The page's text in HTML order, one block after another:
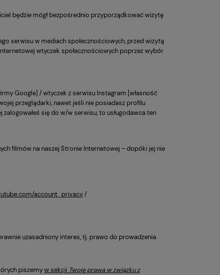
będzie mógł bezpośrednio przyporządkować wizytę
serwisu w mediach społecznościowych, przed wizytą
wtyczek społecznościowych poprzez wybór
Google] / wtyczek z serwisu Instagram [własność
przeglądarki, nawet jeśli nie posiadasz profilu
się do w/w serwisu, to usługodawca ten
filmów na naszej Stronie Internetowej – dopóki jej nie
account_privacy/
uzasadniony interes, tj. prawo do prowadzenia
piszemyw sekcji Twoje prawa w związku z